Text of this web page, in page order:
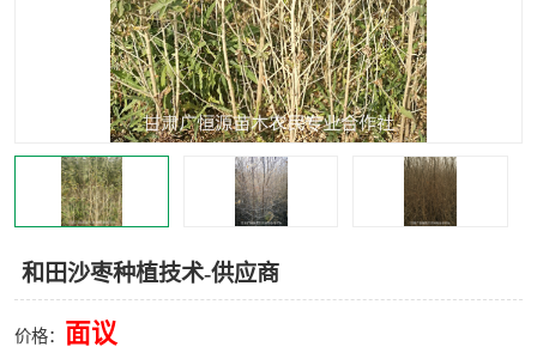
和田沙枣种植技术-供应商
价格： 面议
四翅滨藜